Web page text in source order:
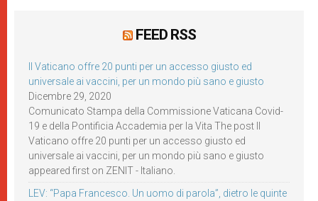
FEED RSS
Il Vaticano offre 20 punti per un accesso giusto ed
universale ai vaccini, per un mondo più sano e giusto
Dicembre 29, 2020
Comunicato Stampa della Commissione Vaticana Covid-
19 e della Pontificia Accademia per la Vita The post Il
Vaticano offre 20 punti per un accesso giusto ed
universale ai vaccini, per un mondo più sano e giusto
appeared first on ZENIT - Italiano.
LEV: “Papa Francesco. Un uomo di parola”, dietro le quinte